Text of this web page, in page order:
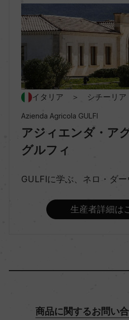
地区名
キアラモンテ・グルフィ
村名
種類
スティルワイン
味わい
イタリア ＞ シチーリア
Azienda Agricola GULFI
アジィエンダ・ア
グルフィ
GULFIに学ぶ、ネロ・ダ
生産者詳細は
商品に関するお問い